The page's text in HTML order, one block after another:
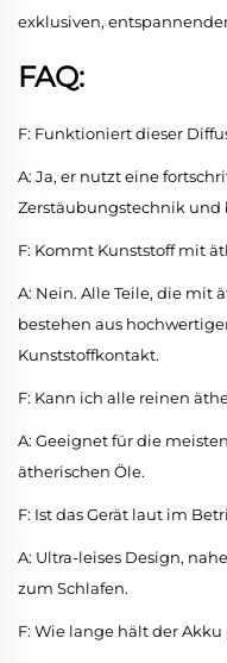
exklusiven,
FAQ:
F: Funktioniert dieser
A: Ja, er nutzt eine
Zerstäubungstechnik und
F: Kommt Kunststoff mit
A: Nein. Alle Teile, die mit
bestehen aus
Kunststoffkontakt.
F: Kann ich alle reinen
A: Geeignet für die
ätherischen Öle.
F: Ist das Gerät laut im
A: Ultra-leises Design,
zum Schlafen.
F: Wie lange hält der